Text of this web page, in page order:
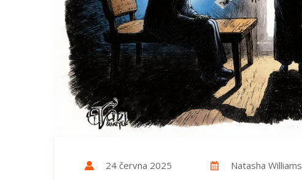
24 června 2025 Natasha Williams